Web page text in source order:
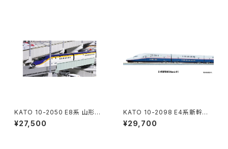
KATO 10-2050 E8系 山形新
幹線"つばさ" 7両セット【特別企
画品】 Nゲージ 鉄道模型（新
¥27,500
KATO 10-2098 E4系新幹線
「Maxとき」 8両セット Nゲージ
鉄道模型（新品 在庫品）
¥29,700